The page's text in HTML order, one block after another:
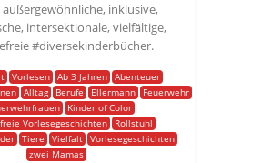
außergewöhnliche, inklusive,
intersektionale, vielfältige,
#diversekinderbücher.
Vorlesen Ab 3 Jahren
Abenteuer
Alltag Berufe Ellermann
Feuerwehr
Kinder of Color
Vorlesegeschichten
Rollstuhl
Tiere Vielfalt
Vorlesegeschichten
zwei Mamas